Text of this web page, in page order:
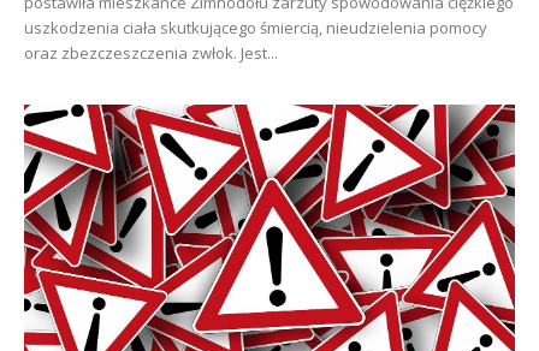
uszkodzenia ciała skutkującego śmiercią, nieudzielenia pomocy
oraz zbezczeszczenia zwłok. Jest...